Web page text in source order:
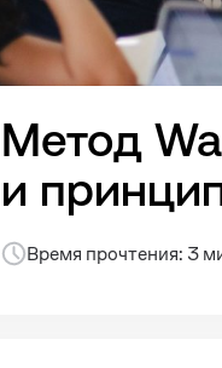
Метод
и
Время прочтения: 3